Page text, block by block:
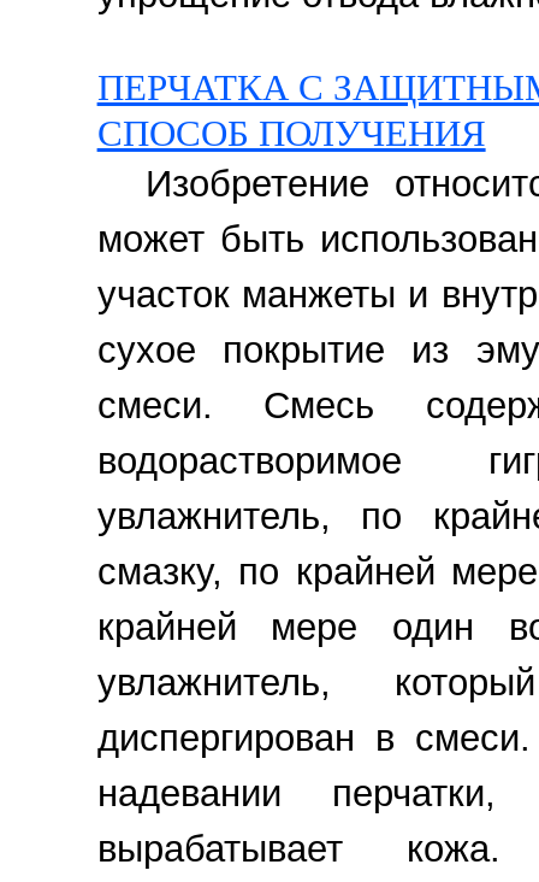
ПЕРЧАТКА С
СПОСОБ ПОЛУЧЕНИЯ
Изобретение
может быть
участок манжеты и
сухое покрытие из
смеси. Смесь
водорастворимое
увлажнитель, по
смазку, по крайней
крайней мере один
увлажнитель,
диспергирован в
надевании перчатки,
вырабатывает